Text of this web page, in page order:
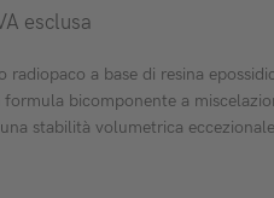
esclusa
radiopaco a base di resina
bicomponente a
stabilità volumetrica